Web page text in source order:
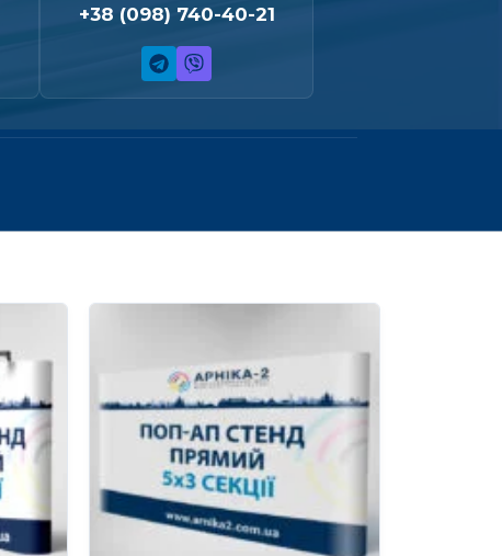
+38 (098) 740-40-21